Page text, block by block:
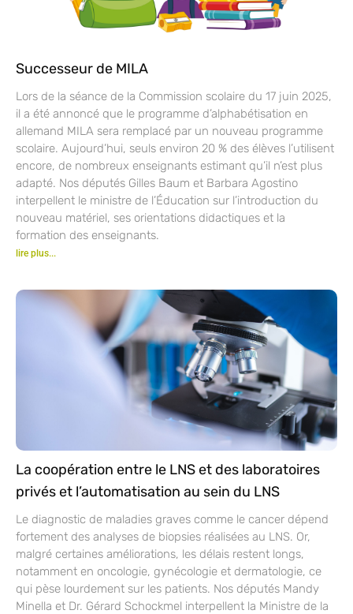
Successeur de MILA
Lors de la séance de la Commission scolaire du 17 juin 2025,
il a été annoncé que le programme d’alphabétisation en
allemand MILA sera remplacé par un nouveau programme
scolaire. Aujourd’hui, seuls environ 20 % des élèves l’utilisent
encore, de nombreux enseignants estimant qu’il n’est plus
adapté. Nos députés Gilles Baum et Barbara Agostino
interpellent le ministre de l’Éducation sur l’introduction du
nouveau matériel, ses orientations didactiques et la
formation des enseignants.
lire plus...
La coopération entre le LNS et des laboratoires
privés et l’automatisation au sein du LNS
Le diagnostic de maladies graves comme le cancer dépend
fortement des analyses de biopsies réalisées au LNS. Or,
malgré certaines améliorations, les délais restent longs,
notamment en oncologie, gynécologie et dermatologie, ce
qui pèse lourdement sur les patients. Nos députés Mandy
Minella et Dr. Gérard Schockmel interpellent la Ministre de la